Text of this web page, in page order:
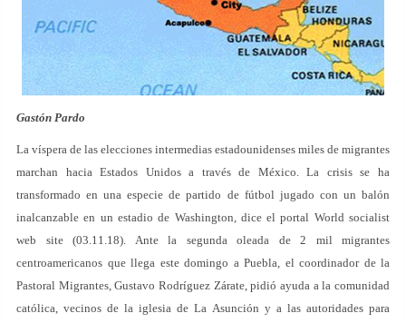
Gastón Pardo
La víspera de las elecciones intermedias estadounidenses miles de migrantes
marchan hacia Estados Unidos a través de México. La crisis se ha
transformado en una especie de partido de fútbol jugado con un balón
inalcanzable en un estadio de Washington, dice el portal World socialist
web site (03.11.18). Ante la segunda oleada de 2 mil migrantes
centroamericanos que llega este domingo a Puebla, el coordinador de la
Pastoral Migrantes, Gustavo Rodríguez Zárate, pidió ayuda a la comunidad
católica, vecinos de la iglesia de La Asunción y a las autoridades para